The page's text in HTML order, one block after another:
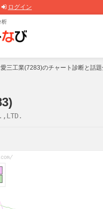
ログイン
析
愛三工業(7283)のチャート診断と話